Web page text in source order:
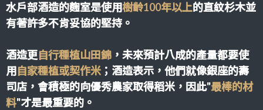
水戶部酒造的麴室是使用樹齡100年以上的直紋杉木並
有著許多不肯妥協的堅持。
酒造更自行種植山田錦 ，未來預計八成的產量都要使
用自家種植或契作米 ；酒造表示，他們就像銀座的壽
司店，會積極的向優秀農家取得稻米，因此"最棒的材
料"才是最重要的。